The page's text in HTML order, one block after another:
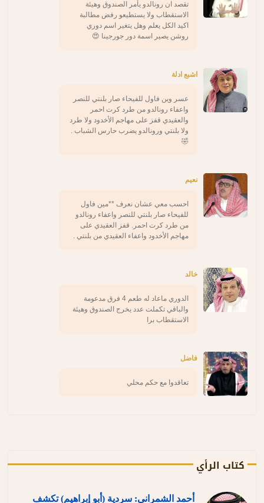
تقصد ان رونالدو يأمر الصندوق وهيئة
الاستقطاب ولا يستطيعو رفض مطالبة
اكيد الكل يعلم وهل يتغير اسم دوري
روشن يصير اسمة دور جورجينا 😍
اشبع ادلة
عسر وين فاول للفيحاء صار بلنتي للنصر
واعفاء رونالدو من طرد كرت احمر
والعقيدي قفز على مهاجم الأخدود ولا طرد
ولا بلنتي ورونالدو يضرب حارس الشباب .
🤣
نعيم
احسب معي عشان نعرف **مين فاول
للفيحاء صار بلنتي للنصر واعفاء رونالدو
من طرد كرت احمر. قفز العقيدي على
مهاجم الأخدود واعفاء العقيدي من بلنتي .
خالد
الدوري ماعاد له طعم 4 فرق مدعومة
والباقي تكملت عدد يخرج الصندوق وهيئة
الاستقطاب برا
فاضل
تعاقدوا مع حكم محلي
كتاب الرأي
أحمد الشمراني: سردية (أبو إبراهيم) تكشف